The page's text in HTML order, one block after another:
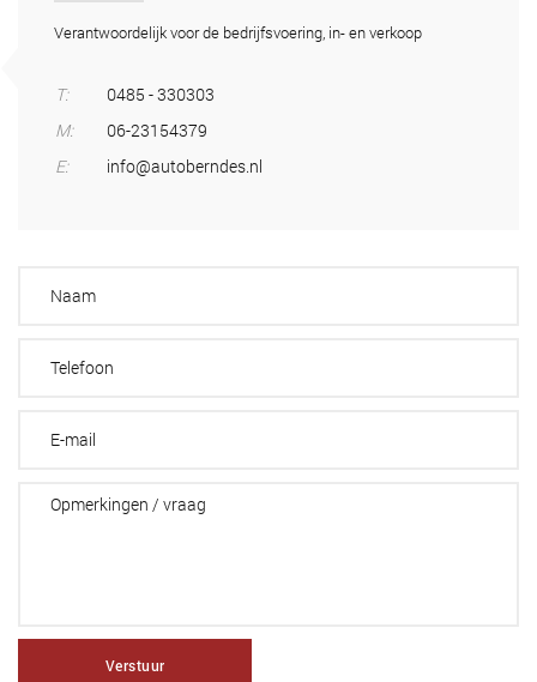
Verantwoordelijk voor de bedrijfsvoering, in- en verkoop
T:
0485 - 330303
M:
06-23154379
E:
info@autoberndes.nl
Verstuur